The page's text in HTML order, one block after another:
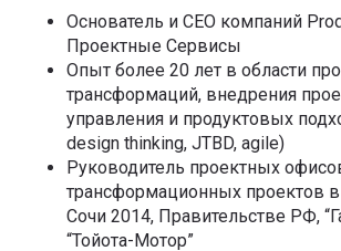
Основатель и CEO компаний
Проектные Сервисы
Опыт более 20 лет в области
трансформаций, внедрения
управления и продуктовых
design thinking, JTBD, agile)
Руководитель проектных
трансформационных проектов
Сочи 2014, Правительстве РФ,
“Тойота-Мотор”